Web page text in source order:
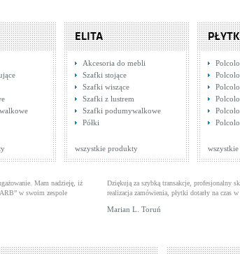
ELITA
Akcesoria do mebli
Szafki stojące
Szafki wiszące
Szafki z lustrem
Szafki podumywalkowe
Półki
wszystkie produkty
Mam nadzieję, iż
w swoim zespole
Dziękują za szybką transakcje, profesjonalny
realizacja zamówienia, płytki dotarły na czas
Marian L. Toruń